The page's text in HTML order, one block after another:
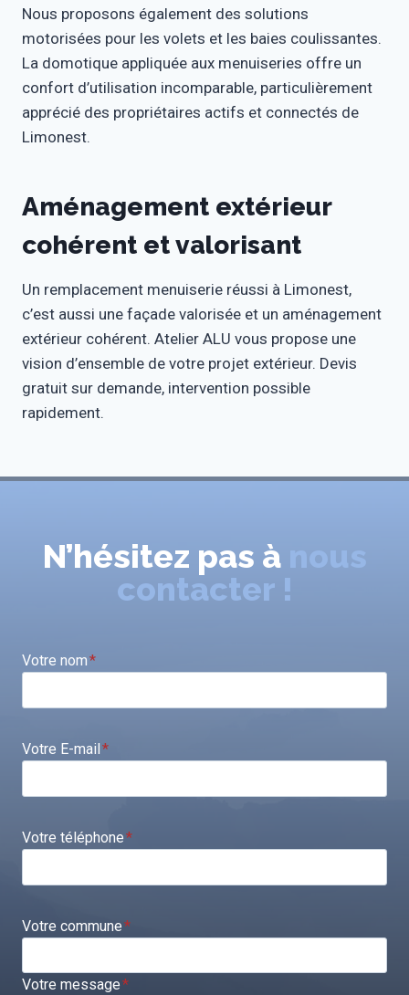
Nous proposons également des solutions
motorisées pour les volets et les baies coulissantes.
La domotique appliquée aux menuiseries offre un
confort d’utilisation incomparable, particulièrement
apprécié des propriétaires actifs et connectés de
Limonest.
Aménagement extérieur
cohérent et valorisant
Un remplacement menuiserie réussi à Limonest,
c’est aussi une façade valorisée et un aménagement
extérieur cohérent. Atelier ALU vous propose une
vision d’ensemble de votre projet extérieur. Devis
gratuit sur demande, intervention possible
rapidement.
N’hésitez pas à nous
contacter !
Votre nom*
Votre E-mail*
Votre téléphone*
Votre commune*
Votre message*